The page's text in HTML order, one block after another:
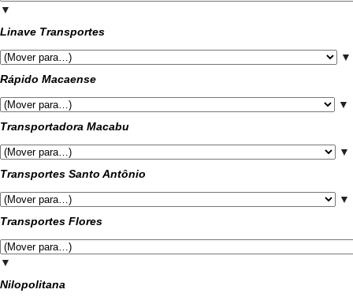
▼
Linave Transportes
▼
Rápido Macaense
▼
Transportadora Macabu
▼
Transportes Santo Antônio
▼
Transportes Flores
▼
Nilopolitana